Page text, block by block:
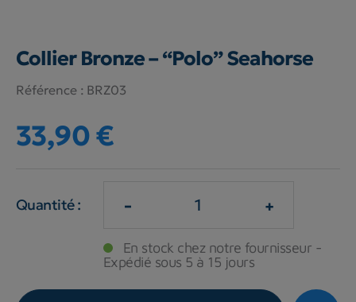
Collier Bronze – “Polo” Seahorse
Référence : BRZ03
33,90 €
Quantité : - +
En stock chez notre fournisseur -
Expédié sous 5 à 15 jours